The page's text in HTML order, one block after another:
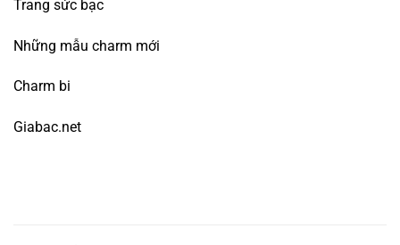
Trang sức bạc
Những mẫu charm mới
Charm bi
Giabac.net